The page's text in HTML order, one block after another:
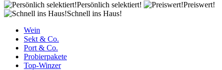
Persönlich selektiert!
Preiswert!
Schnell ins Haus!
Wein
Sekt & Co.
Port & Co.
Probierpakete
Top-Winzer